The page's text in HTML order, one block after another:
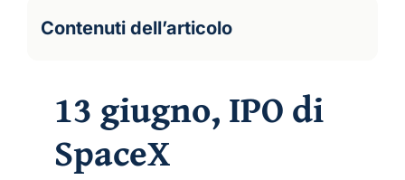
Contenuti dell’articolo
13 giugno, IPO di
SpaceX